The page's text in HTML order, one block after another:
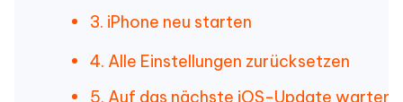
3. iPhone neu starten
4. Alle Einstellungen zurücksetzen
5. Auf das nächste iOS-Update warten